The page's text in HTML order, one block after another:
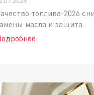
топлива-2026
масла и защита.